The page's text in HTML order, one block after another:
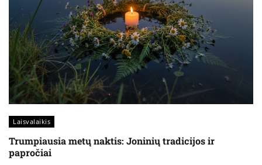
Laisvalaikis
Trumpiausia metų naktis: Joninių tradicijos ir
papročiai